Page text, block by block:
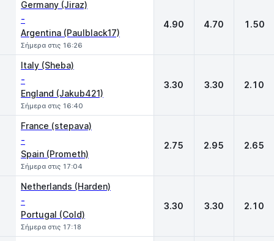
Germany (Jiraz)
-
Argentina (Paulblack17)
Σήμερα στις 16:26
4.90 4.70 1.50
Italy (Sheba)
-
England (Jakub421)
Σήμερα στις 16:40
3.30 3.30 2.10
France (stepava)
-
Spain (Prometh)
Σήμερα στις 17:04
2.75 2.95 2.65
Netherlands (Harden)
-
Portugal (Cold)
Σήμερα στις 17:18
3.30 3.30 2.10